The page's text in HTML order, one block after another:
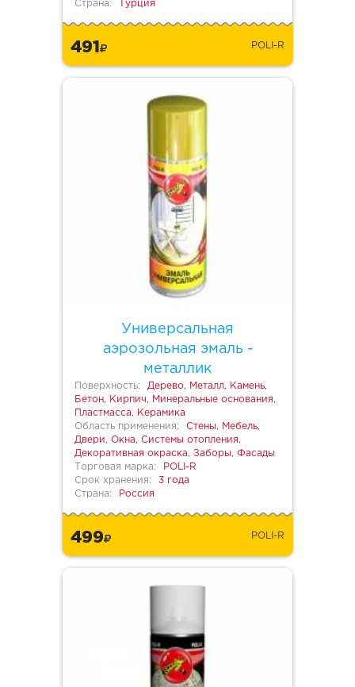
Страна: Турция
491 POLI-R
Универсальная
аэрозольная эмаль -
металлик
Поверхность:
Дерево, Металл, Камень,
Бетон, Кирпич, Минеральные основания,
Пластмасса, Керамика
Область применения:
Стены, Мебель,
Двери, Окна, Системы отопления,
Декоративная окраска, Заборы, Фасады
Торговая марка:
POLI-R
Срок хранения:
3 года
Страна:
Россия
499 POLI-R